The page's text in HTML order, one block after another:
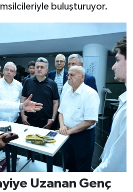
buluşturuyor.
Uzanan Genç